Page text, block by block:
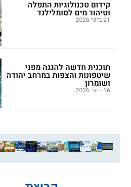
קידום טכנולוגיות התפלה
וטיהור מים לסומלילנד
21 ביוני 2026
תוכנית חדשה להגנה מפני
שיטפונות והצפות במרחב יהודה
ושומרון
16 ביוני 2026